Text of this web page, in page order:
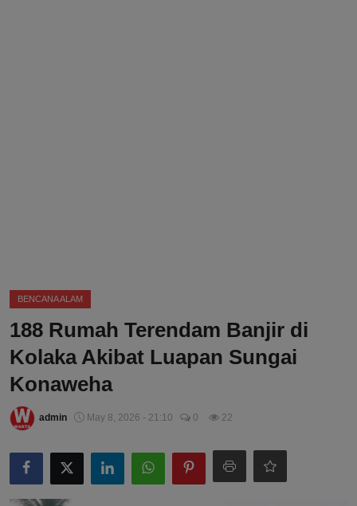
BENCANA ALAM
188 Rumah Terendam Banjir di
Kolaka Akibat Luapan Sungai
Konaweha
admin May 8, 2026 - 21:10 0 22